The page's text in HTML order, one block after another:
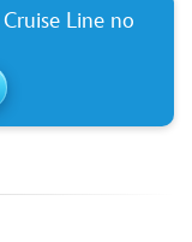
Line no